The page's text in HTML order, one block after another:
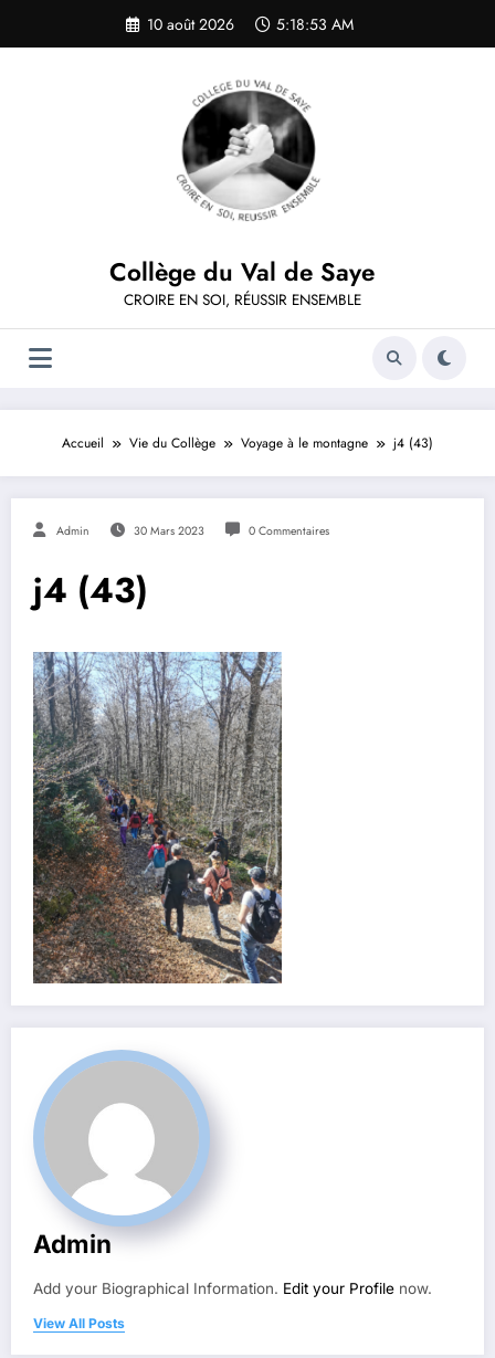
contenu
10 août 2026 5:18:53 AM
Collège du Val de Saye
CROIRE EN SOI, RÉUSSIR ENSEMBLE
Accueil Vie du Collège Voyage à le montagne j4 (43)
Admin 30 Mars 2023 0 Commentaires
j4 (43)
Admin
Add your Biographical Information. Edit your Profile now.
View All Posts